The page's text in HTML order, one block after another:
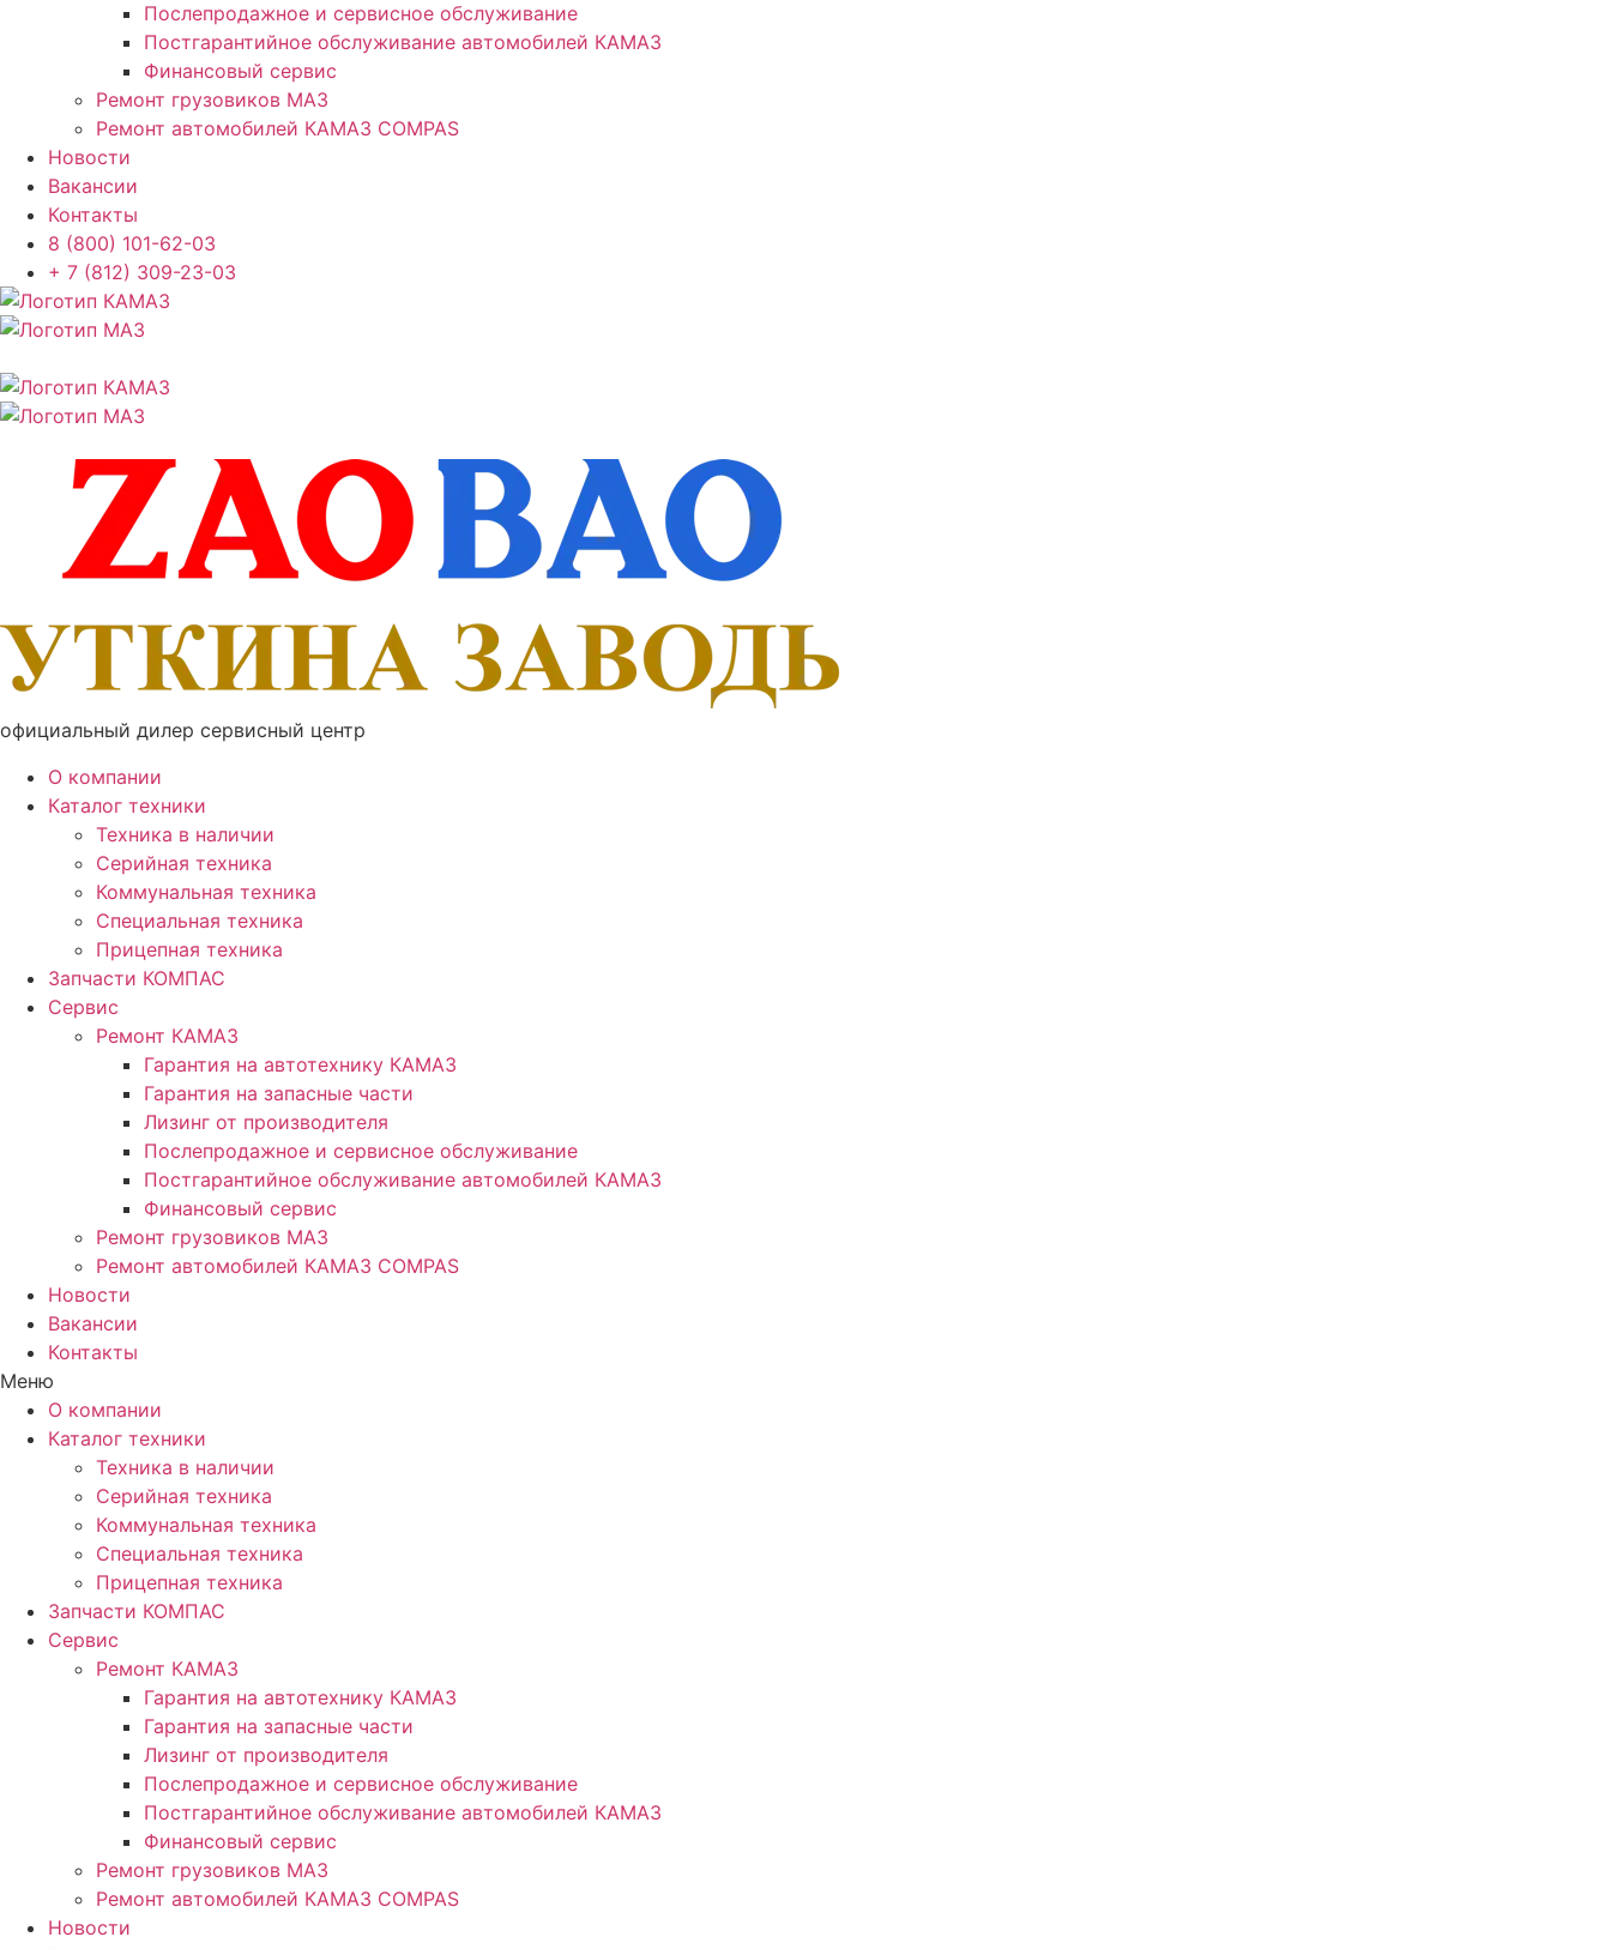
Послепродажное и сервисное обслуживание
Постгарантийное обслуживание автомобилей КАМАЗ
Финансовый сервис
Ремонт грузовиков МАЗ
Ремонт автомобилей КАМАЗ COMPAS
Новости
Вакансии
Контакты
8 (800) 101-62-03
+ 7 (812) 309-23-03
официальный дилер сервисный центр
О компании
Каталог техники
Техника в наличии
Серийная техника
Коммунальная техника
Специальная техника
Прицепная техника
Запчасти КОМПАС
Сервис
Ремонт КАМАЗ
Гарантия на автотехнику КАМАЗ
Гарантия на запасные части
Лизинг от производителя
Послепродажное и сервисное обслуживание
Постгарантийное обслуживание автомобилей КАМАЗ
Финансовый сервис
Ремонт грузовиков МАЗ
Ремонт автомобилей КАМАЗ COMPAS
Новости
Вакансии
Контакты
Меню
О компании
Каталог техники
Техника в наличии
Серийная техника
Коммунальная техника
Специальная техника
Прицепная техника
Запчасти КОМПАС
Сервис
Ремонт КАМАЗ
Гарантия на автотехнику КАМАЗ
Гарантия на запасные части
Лизинг от производителя
Послепродажное и сервисное обслуживание
Постгарантийное обслуживание автомобилей КАМАЗ
Финансовый сервис
Ремонт грузовиков МАЗ
Ремонт автомобилей КАМАЗ COMPAS
Новости